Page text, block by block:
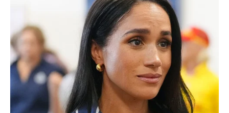
Korak 4: Priprema sosa
U činiji pomešajtekiselu pavlaku ili jogurt majonez,
sušeni beli luk
dimljenu papriku seckani kopar
Mešajte dok ne dobijete homogenu smesu. Sos
čuvajte u frižideru do serviranja.